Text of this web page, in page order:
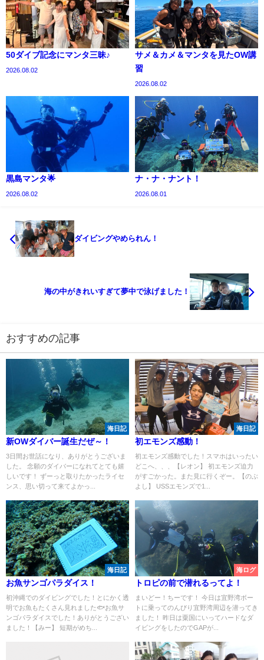
50ダイブ記念にマンタ三昧♪
2026.08.02
サメ＆カメ＆マンタを見たOW講
習
2026.08.02
黒島マンタ🌟
2026.08.02
ナ・ナ・ナント！
2026.08.01
ダイビングやめられん！
海の中がきれいすぎて夢中で泳げました！
おすすめの記事
海日記
新OWダイバー誕生だぜ～！
3日間お世話になり、ありがとうございま
した。 念願のダイバーになれてとても嬉
しいです！ ずーっと取りたかったライセ
ンス、思い切って来てよかっ...
海日記
初エモンズ感動！
初エモンズ感動でした！スマホはいったい
どこへ、、、【レオン】 初エモンズ迫力
がすごかった。また見に行くぞー。【のぶ
よし】 USSエモンズで1...
海日記
お魚サンゴパラダイス！
初沖縄でのダイビングでした！とにかく透
明でお魚もたくさん見れました🐟お魚サ
ンゴパラダイスでした！ありがとうござい
ました！【みー】 短期がめち...
海ログ
トロピの前で潜れるってよ！
まいどー！ちーです！ 今日は宜野湾ボー
トに乗ってのんびり宜野湾周辺を潜ってき
ました！ 昨日は粟国にいってハードなダ
イビングをしたのでGAPが...